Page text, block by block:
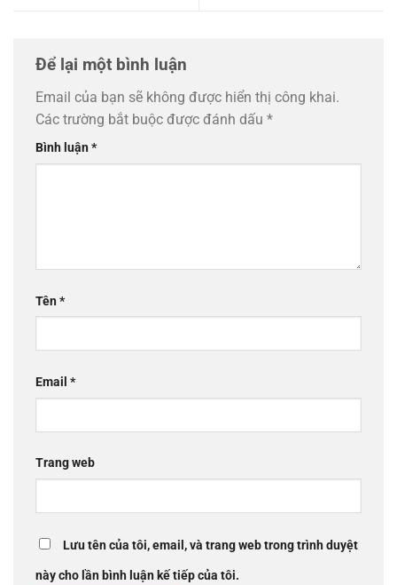
Để lại một bình luận
Email của bạn sẽ không được hiển thị công khai.
Các trường bắt buộc được đánh dấu *
Bình luận*
Tên*
Email *
Trang web
Lưu tên của tôi, email, và trang web trong trình duyệt
này cho lần bình luận kế tiếp của tôi.